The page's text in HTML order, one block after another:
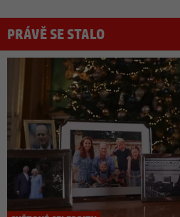
PRÁVĚ SE STALO